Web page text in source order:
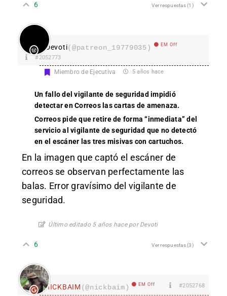
6 Ver respuestas(1)
Devoti(@patreon_19779035) EM Off
#2052773
Miembro de Ejecutiva 5 años hace
Un fallo del vigilante de seguridad impidió
detectar en Correos las cartas de amenaza.
Correos pide que retire de forma “inmediata” del
servicio al vigilante de seguridad que no detectó
en el escáner las tres misivas con cartuchos.
En la imagen que captó el escáner de
correos se observan perfectamente las
balas. Error gravísimo del vigilante de
seguridad.
Último editado 5 años hace por Devoti
6 Ver respuestas(3)
nICKBAIM (@nickbaim) EM Off #2052768